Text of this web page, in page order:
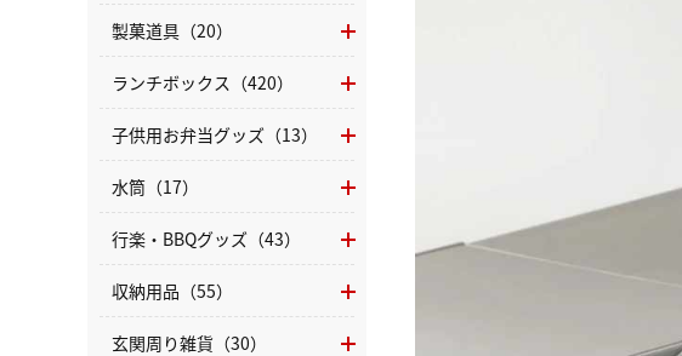
製菓道具（20）
ランチボックス（420）
子供用お弁当グッズ（13）
水筒（17）
行楽・BBQグッズ（43）
収納用品（55）
玄関周り雑貨（30）